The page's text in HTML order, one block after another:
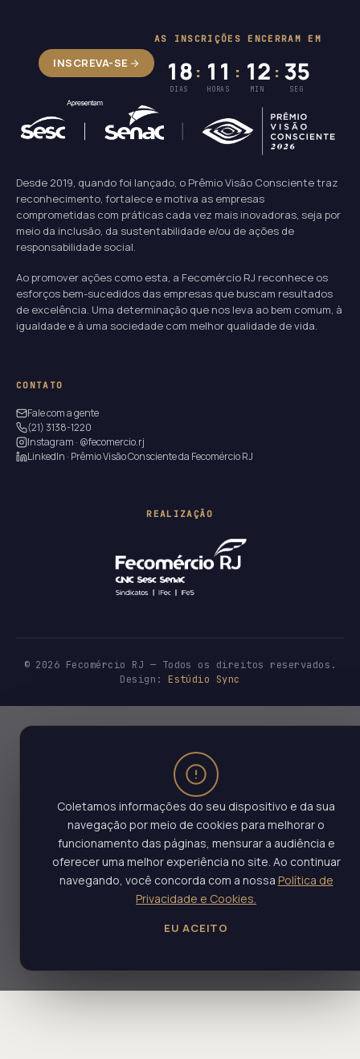
INSCREVA-SE
AS INSCRIÇÕES ENCERRAM EM
18
DIAS
: 11
HORAS
: 12
MIN
: 34
SEG
Desde 2019, quando foi lançado, o Prêmio Visão Consciente traz
reconhecimento, fortalece e motiva as empresas
comprometidas com práticas cada vez mais inovadoras, seja por
meio da inclusão, da sustentabilidade e/ou de ações de
responsabilidade social.
Ao promover ações como esta, a Fecomércio RJ reconhece os
esforços bem-sucedidos das empresas que buscam resultados
de excelência. Uma determinação que nos leva ao bem comum, à
igualdade e à uma sociedade com melhor qualidade de vida.
CONTATO
Fale com a gente
(21) 3138-1220
Instagram · @fecomercio.rj
LinkedIn · Prêmio Visão Consciente da Fecomércio RJ
REALIZAÇÃO
© 2026 Fecomércio RJ — Todos os direitos reservados.
Design: Estúdio Sync
Coletamos informações do seu dispositivo e da sua
navegação por meio de cookies para melhorar o
funcionamento das páginas, mensurar a audiência e
oferecer uma melhor experiência no site. Ao continuar
navegando, você concorda com a nossa Política de
Privacidade e Cookies.
EU ACEITO